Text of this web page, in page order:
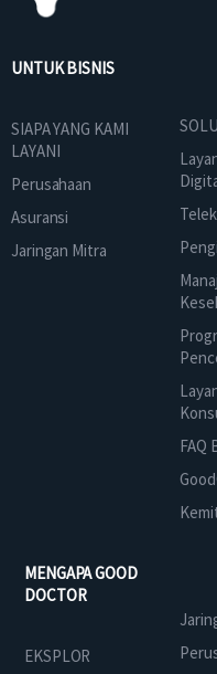
UNTUK BISNIS
SIAPA YANG KAMI
LAYANI
Perusahaan
Asuransi
Jaringan Mitra
FAQ
MENGAPA GOOD
DOCTOR
EKSPLOR